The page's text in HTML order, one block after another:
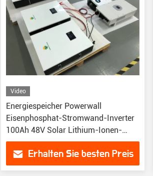
Video
Energiespeicher Powerwall
Eisenphosphat-Stromwand-Inverter
100Ah 48V Solar Lithium-Ionen-
Batterie 48v 200Ah Lifepo4
Erhalten Sie besten Preis